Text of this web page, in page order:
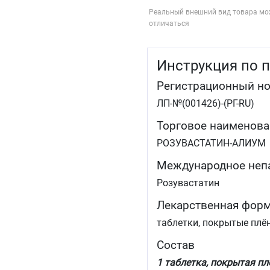
Реальный внешний вид товара
отличаться
Инструкция по
Регистрационный
ЛП-№(001426)-(РГ-RU)
Торговое
РОЗУВАСТАТИН-АЛИУМ
Международное
Розувастатин
Лекарственная
таблетки, покрытые
Состав
1 таблетка, покрытая